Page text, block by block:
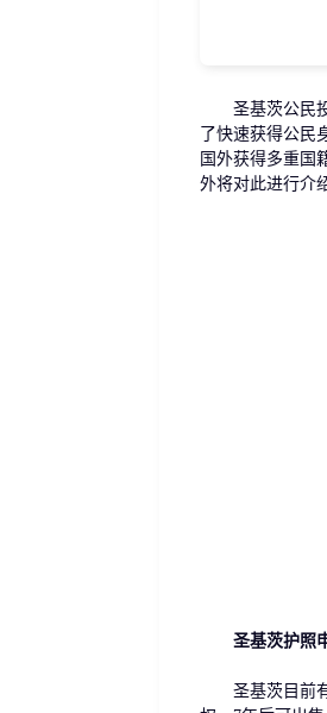
圣基茨公民投
了快速获得公
国外获得多重国
外将对此进行介
圣基茨护照申
圣基茨目前有